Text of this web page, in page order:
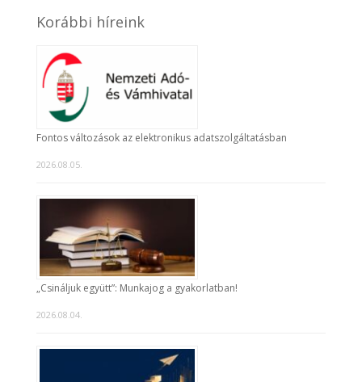
Korábbi híreink
Fontos változások az elektronikus adatszolgáltatásban
2026.08.05.
„Csináljuk együtt”: Munkajog a gyakorlatban!
2026.08.04.